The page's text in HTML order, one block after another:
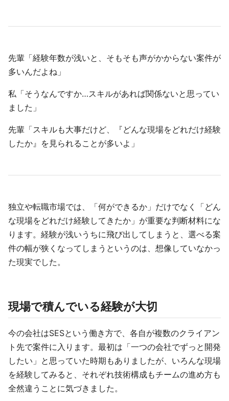
先輩「経験年数が浅いと、そもそも声がかからない案件が
多いんだよね」
私「そうなんですか…スキルがあれば関係ないと思ってい
ました」
先輩「スキルも大事だけど、『どんな現場をどれだけ経験
したか』を見られることが多いよ」
独立や転職市場では、「何ができるか」だけでなく「どん
な現場をどれだけ経験してきたか」が重要な判断材料にな
ります。経験が浅いうちに飛び出してしまうと、選べる案
件の幅が狭くなってしまうというのは、想像していなかっ
た現実でした。
現場で積んでいる経験が大切
今の会社はSESという働き方で、各自が複数のクライアン
ト先で案件に入ります。最初は「一つの会社でずっと開発
したい」と思っていた時期もありましたが、いろんな現場
を経験してみると、それぞれ技術構成もチームの進め方も
全然違うことに気づきました。